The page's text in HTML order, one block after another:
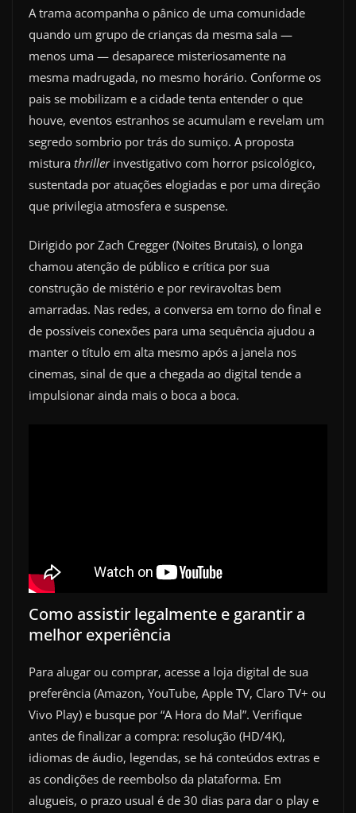
A trama acompanha o pânico de uma comunidade
quando um grupo de crianças da mesma sala —
menos uma — desaparece misteriosamente na
mesma madrugada, no mesmo horário. Conforme os
pais se mobilizam e a cidade tenta entender o que
houve, eventos estranhos se acumulam e revelam um
segredo sombrio por trás do sumiço. A proposta
mistura thrillerinvestigativo com horror psicológico,
sustentada por atuações elogiadas e por uma direção
que privilegia atmosfera e suspense.
Dirigido por Zach Cregger (Noites Brutais), o longa
chamou atenção de público e crítica por sua
construção de mistério e por reviravoltas bem
amarradas. Nas redes, a conversa em torno do final e
de possíveis conexões para uma sequência ajudou a
manter o título em alta mesmo após a janela nos
cinemas, sinal de que a chegada ao digital tende a
impulsionar ainda mais o boca a boca.
Como assistir legalmente e garantir a
melhor experiência
Para alugar ou comprar, acesse a loja digital de sua
preferência (Amazon, YouTube, Apple TV, Claro TV+ ou
Vivo Play) e busque por “A Hora do Mal”. Verifique
antes de finalizar a compra: resolução (HD/4K),
idiomas de áudio, legendas, se há conteúdos extras e
as condições de reembolso da plataforma. Em
alugueis, o prazo usual é de 30 dias para dar o play e